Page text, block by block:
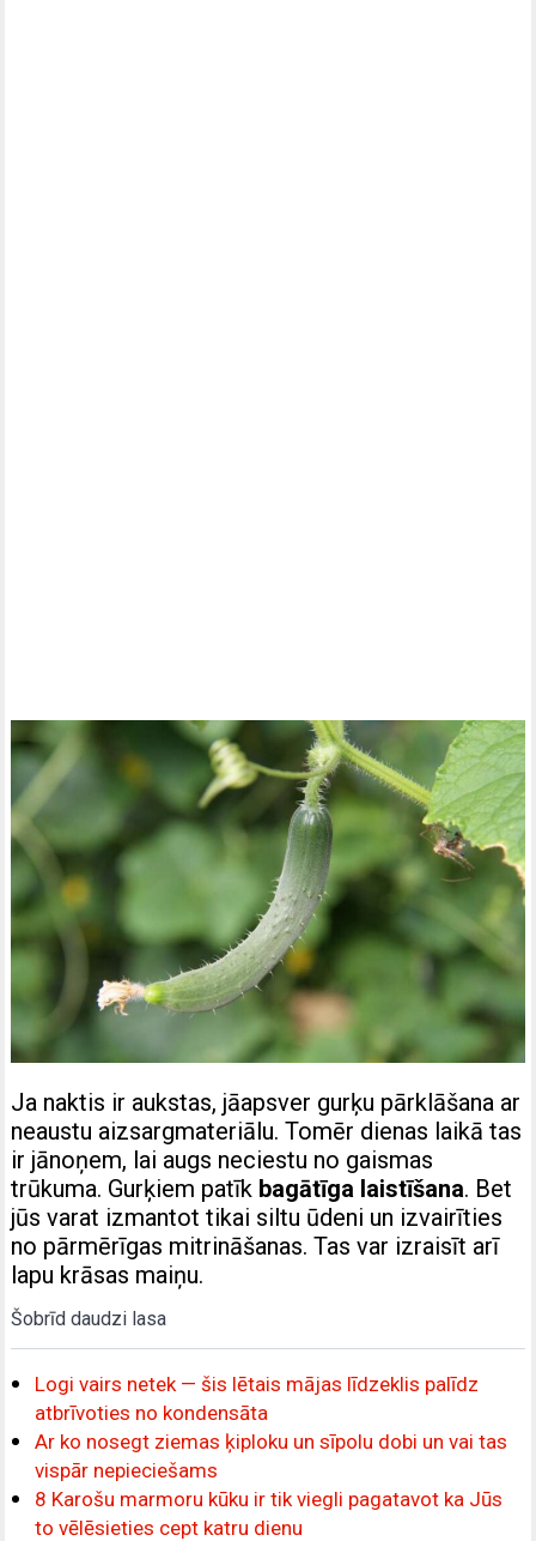
Ja naktis ir aukstas, jāapsver gurķu pārklāšana ar
neaustu aizsargmateriālu. Tomēr dienas laikā tas
ir jānoņem, lai augs neciestu no gaismas
trūkuma. Gurķiem patīk bagātīga laistīšana. Bet
jūs varat izmantot tikai siltu ūdeni un izvairīties
no pārmērīgas mitrināšanas. Tas var izraisīt arī
lapu krāsas maiņu.
Šobrīd daudzi lasa
Logi vairs netek — šis lētais mājas līdzeklis palīdz
atbrīvoties no kondensāta
Ar ko nosegt ziemas ķiploku un sīpolu dobi un vai tas
vispār nepieciešams
8 Karošu marmoru kūku ir tik viegli pagatavot ka Jūs
to vēlēsieties cept katru dienu